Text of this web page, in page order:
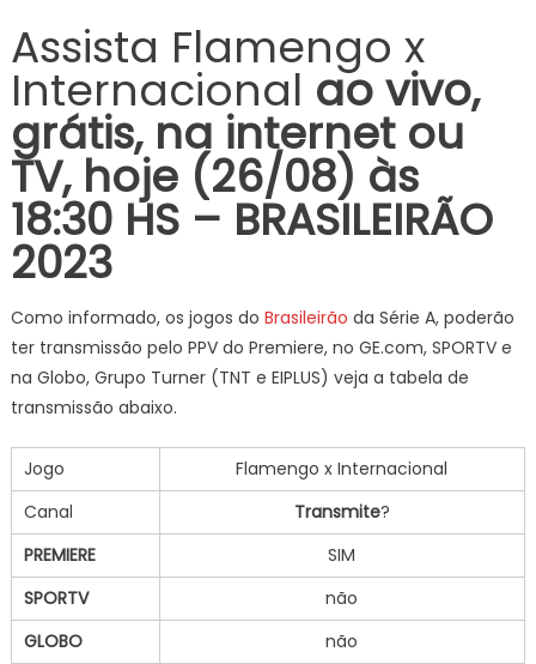
Assista Flamengo x
Internacional ao vivo,
grátis, na internet ou
TV, hoje (26/08) às
18:30 HS – BRASILEIRÃO
2023
Como informado, os jogos do Brasileirão da Série A, poderão
ter transmissão pelo PPV do Premiere, no GE.com, SPORTV e
na Globo, Grupo Turner (TNT e EIPLUS) veja a tabela de
transmissão abaixo.
Jogo
Flamengo x Internacional
Canal
Transmite?
PREMIERE
SIM
SPORTV
não
GLOBO
não